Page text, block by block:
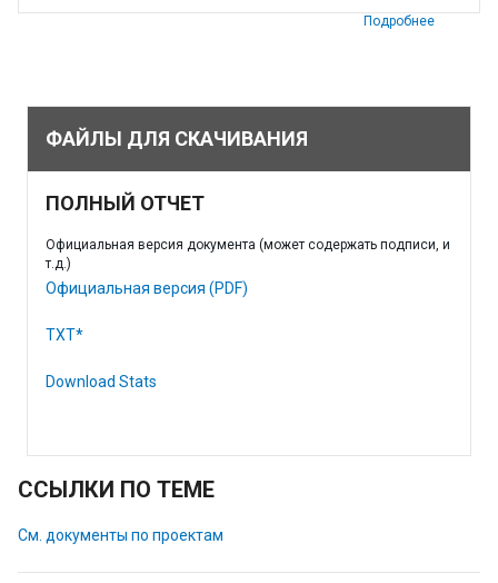
Подробнее
ФАЙЛЫ ДЛЯ СКАЧИВАНИЯ
ПОЛНЫЙ ОТЧЕТ
Официальная версия документа (может содержать подписи, и
т.д.)
Официальная версия (PDF)
TXT*
Download Stats
ССЫЛКИ ПО ТЕМЕ
См. документы по проектам